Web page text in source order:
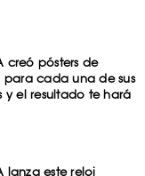
creó pósters de
para cada una de sus
y el resultado te hará
lanza este reloj